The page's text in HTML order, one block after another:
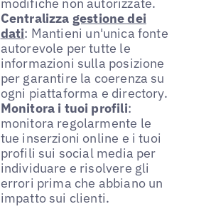
Centralizza gestione dei
dati: Mantieni un'unica fonte
autorevole per tutte le
informazioni sulla posizione
per garantire la coerenza su
ogni piattaforma e directory.
Monitora i tuoi profili:
monitora regolarmente le
tue inserzioni online e i tuoi
profili sui social media per
individuare e risolvere gli
errori prima che abbiano un
impatto sui clienti.